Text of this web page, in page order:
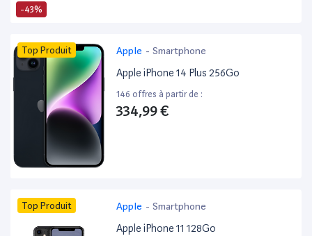
-43%
Top Produit Apple - Smartphone
Apple iPhone 14 Plus 256Go
146 offres à partir de :
334,99 €
Top Produit Apple - Smartphone
Apple iPhone 11 128Go